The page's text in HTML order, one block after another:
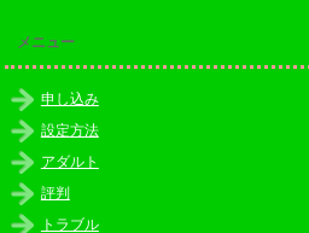
メニュー
申し込み
設定方法
アダルト
評判
トラブル